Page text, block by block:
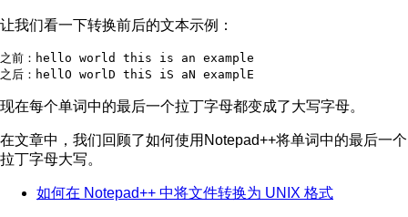
让我们看一下转换前后的文本示例：
之前：hello world this is an example
现在每个单词中的最后一个拉丁字母都变成了大写字母。
在文章中，我们回顾了如何使用Notepad++将单词中的最后一个
拉丁字母大写。
如何在 Notepad++ 中将文件转换为 UNIX 格式